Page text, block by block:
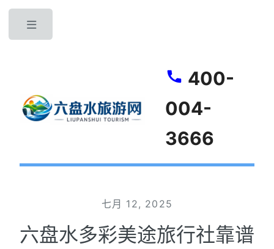
400-
004-
3666
七月 12, 2025
六盘水多彩美途旅行社靠谱